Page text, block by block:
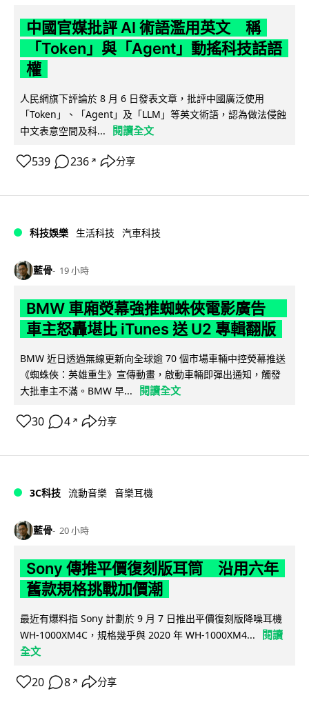
中國官媒批評 AI 術語濫用英文 稱
「Token」與「Agent」動搖科技話語
權
人民網旗下評論於 8 月 6 日發表文章，批評中國廣泛使用
「Token」、「Agent」及「LLM」等英文術語，認為做法侵蝕
中文表意空間及科...
閱讀全文
539 236 ↗ 分享
科技娛樂 生活科技 汽車科技
藍骨 19 小時
BMW 車廂熒幕強推蜘蛛俠電影廣告
車主怒轟堪比 iTunes 送 U2 專輯翻版
BMW 近日透過無線更新向全球逾 70 個市場車輛中控熒幕推送
《蜘蛛俠：英雄重生》宣傳動畫，啟動車輛即彈出通知，觸發
大批車主不滿。BMW 早...
閱讀全文
30 4 ↗ 分享
3C科技 流動音樂 音樂耳機
藍骨 20 小時
Sony 傳推平價復刻版耳筒 沿用六年
舊款規格挑戰加價潮
最近有爆料指 Sony 計劃於 9 月 7 日推出平價復刻版降噪耳機
WH-1000XM4C，規格幾乎與 2020 年 WH-1000XM4...
閱讀
全文
20 8 ↗ 分享